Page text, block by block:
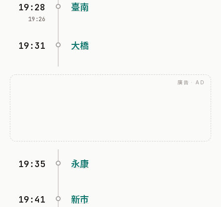
19:28
19:26
臺南
19:31 大橋
廣告 · AD
19:35 永康
19:41 新市